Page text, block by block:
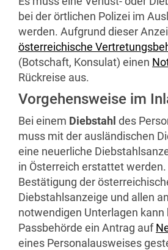
bei der örtlichen Polizei im
werden. Aufgrund dieser
österreichische
(Botschaft, Konsulat) einen
Rückreise aus.
Vorgehensweise im
Bei einem Diebstahl des
muss mit der ausländischen
eine neuerliche
in Österreich erstattet
Bestätigung der
Diebstahlsanzeige und allen
notwendigen Unterlagen kann
Passbehörde ein Antrag auf
eines Personalausweises